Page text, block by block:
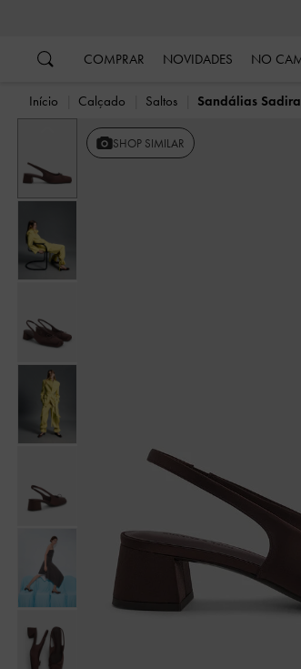
COMPRAR NOVIDADES NO
Início Calçado Saltos Sandálias
Anterior SHOP SIMILAR